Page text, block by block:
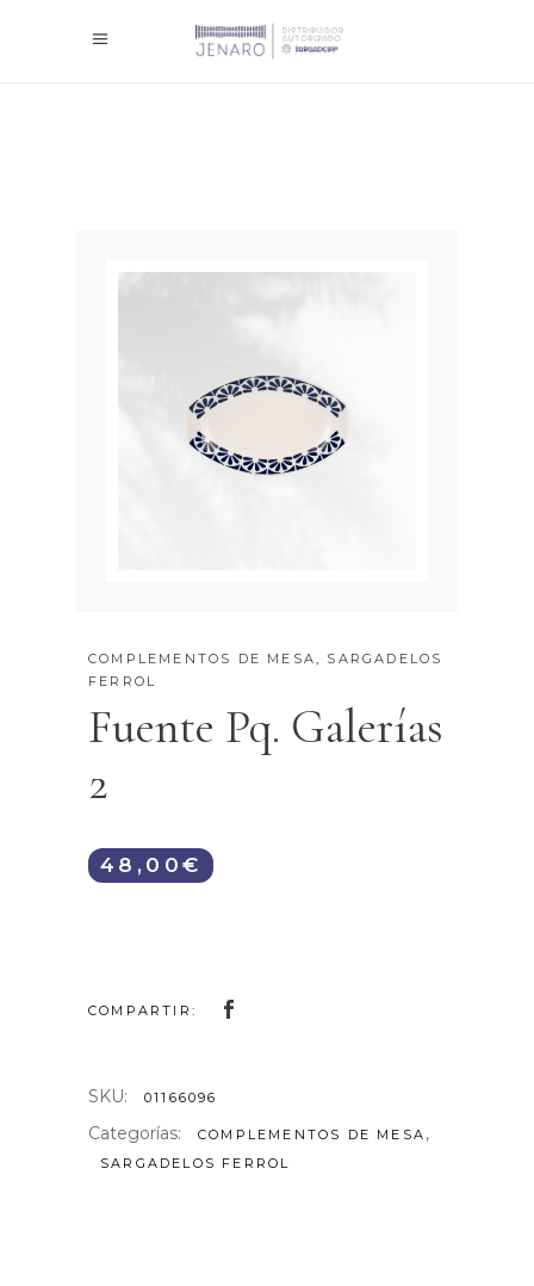
COMPLEMENTOS DE MESA, SARGADELOS
FERROL
Fuente Pq. Galerías
2
48,00 €
COMPARTIR:
SKU: 01166096
Categorías: COMPLEMENTOS DE MESA ,
SARGADELOS FERROL